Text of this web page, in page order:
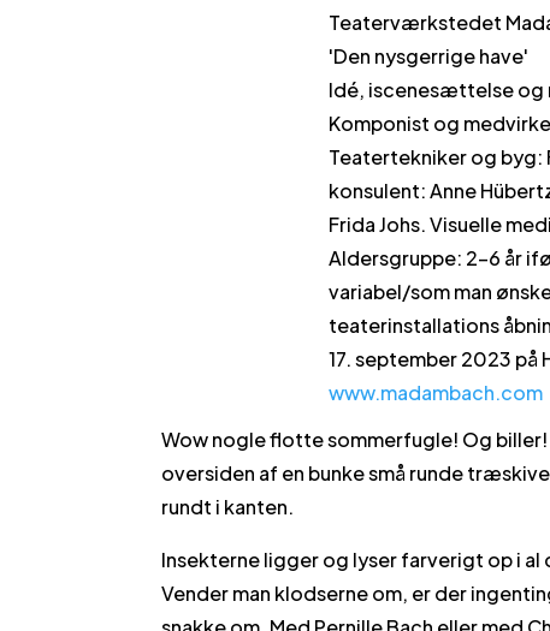
Teaterværkstedet
'Den nysgerrige have'
Idé, iscenesættelse og
Komponist og
Teatertekniker og byg:
konsulent: Anne
Frida Johs. Visuelle
Aldersgruppe: 2-6 år
variabel/som man
teaterinstallations
17. september 2023 på
www.madambach.com
Wow nogle flotte sommerfugle! Og
oversiden af en bunke små runde
rundt i kanten.
Insekterne ligger og lyser farverigt op i
Vender man klodserne om, er der